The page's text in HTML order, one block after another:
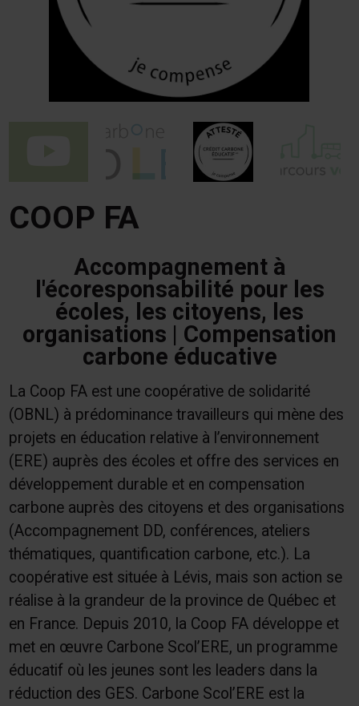
COOP FA
Accompagnement à
l'écoresponsabilité pour les
écoles, les citoyens, les
organisations | Compensation
carbone éducative
La Coop FA est une coopérative de solidarité
(OBNL) à prédominance travailleurs qui mène des
projets en éducation relative à l’environnement
(ERE) auprès des écoles et offre des services en
développement durable et en compensation
carbone auprès des citoyens et des organisations
(Accompagnement DD, conférences, ateliers
thématiques, quantification carbone, etc.). La
coopérative est située à Lévis, mais son action se
réalise à la grandeur de la province de Québec et
en France. Depuis 2010, la Coop FA développe et
met en œuvre Carbone Scol’ERE, un programme
éducatif où les jeunes sont les leaders dans la
réduction des GES. Carbone Scol’ERE est la